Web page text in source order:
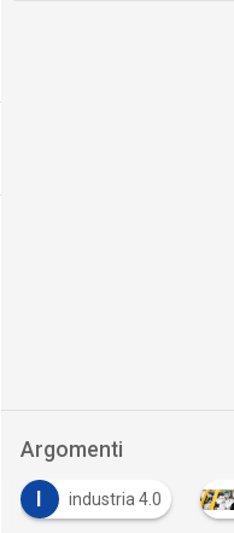
Argomenti
industria 4.0